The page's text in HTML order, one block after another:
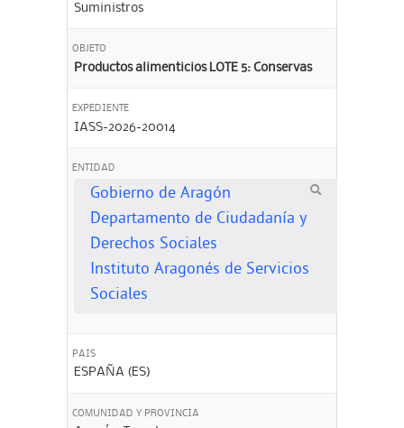
Suministros
OBJETO
Productos alimenticios LOTE 5: Conservas
EXPEDIENTE
IASS-2026-20014
ENTIDAD
Gobierno de Aragón
Departamento de Ciudadanía y
Derechos Sociales
Instituto Aragonés de Servicios
Sociales
PAIS
ESPAÑA (ES)
COMUNIDAD Y PROVINCIA